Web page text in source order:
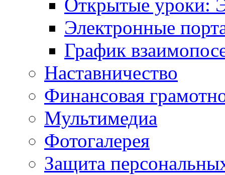
Открытые уроки:
Электронные
График
Наставничество
Финансовая
Мультимедиа
Фотогалерея
Защита